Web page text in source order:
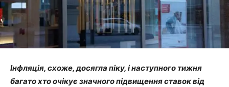
Інфляція, схоже, досягла піку, і наступного тижня
багато хто очікує значного підвищення ставок від